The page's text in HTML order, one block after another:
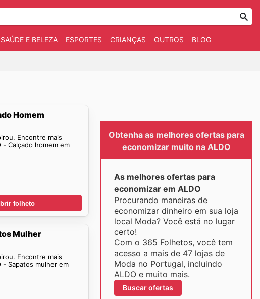
SAÚDE E BELEZA ESPORTES CRIANÇAS OUTROS BLOG
Homem
Encontre mais
- Calçado homem em
folheto
Mulher
Encontre mais
- Sapatos mulher em
Obtenha as melhores ofertas para
economizar muito na ALDO
As melhores ofertas para
economizar em ALDO
Procurando maneiras de
economizar dinheiro em sua loja
local Moda? Você está no lugar
certo!
Com o 365 Folhetos, você tem
acesso a mais de 47 lojas de
Moda no Portugal, incluindo
ALDO e muito mais.
Buscar ofertas